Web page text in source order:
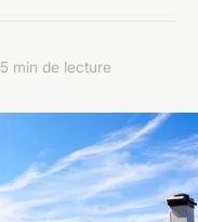
5 min de lecture